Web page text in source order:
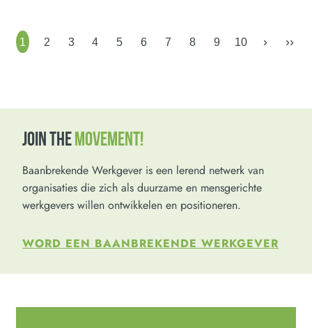
1 2 3 4 5 6 7 8 9 10 › ››
JOIN THEMOVEMENT!
Baanbrekende Werkgever is een lerend netwerk van
organisaties die zich als duurzame en mensgerichte
werkgevers willen ontwikkelen en positioneren.
WORD EEN BAANBREKENDE WERKGEVER